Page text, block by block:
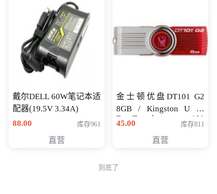
戴尔DELL 60W笔记本适
配器(19.5V 3.34A)
88.00
库存961
直营
金士顿优盘DT101 G2
8GB / Kingston U 盘
DataTraveler 101
Generati
45.00 库存811
直营
到底了